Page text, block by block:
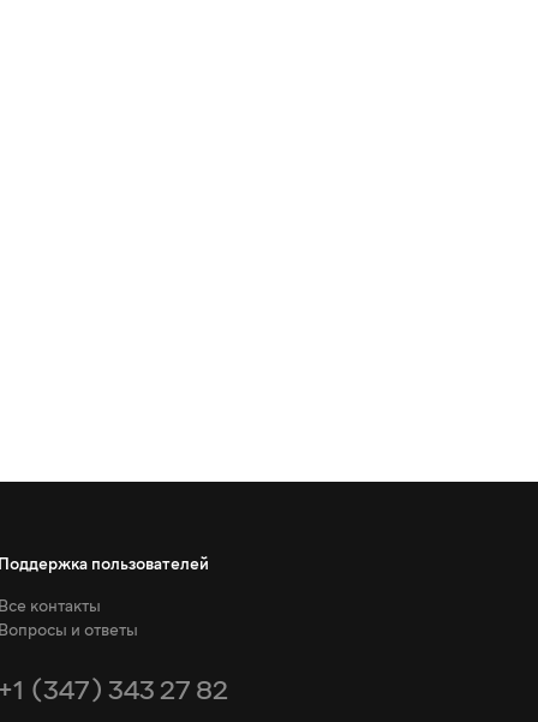
Поддержка пользователей
Все контакты
Вопросы и ответы
+1 (347) 343 27 82